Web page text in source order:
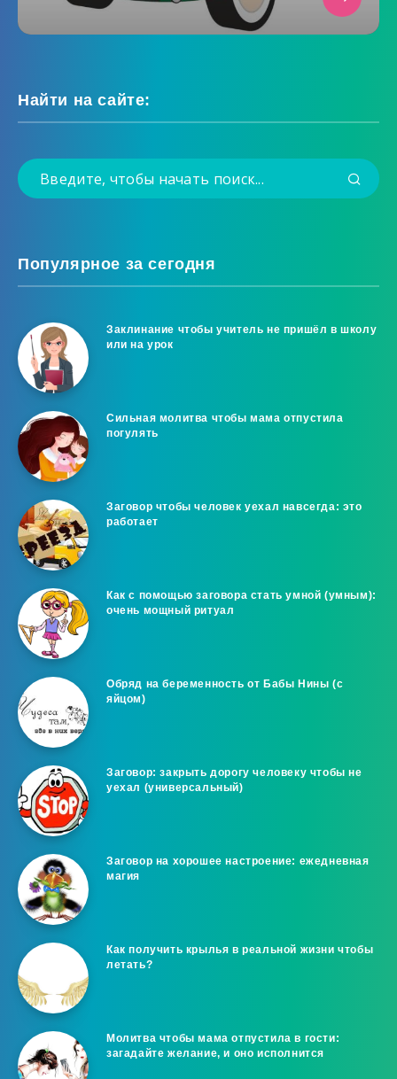
Найти на сайте:
Популярное за сегодня
Заклинание чтобы учитель не пришёл в школу
или на урок
Сильная молитва чтобы мама отпустила
погулять
Заговор чтобы человек уехал навсегда: это
работает
Как с помощью заговора стать умной (умным):
очень мощный ритуал
Обряд на беременность от Бабы Нины (с
яйцом)
Заговор: закрыть дорогу человеку чтобы не
уехал (универсальный)
Заговор на хорошее настроение: ежедневная
магия
Как получить крылья в реальной жизни чтобы
летать?
Молитва чтобы мама отпустила в гости:
загадайте желание, и оно исполнится